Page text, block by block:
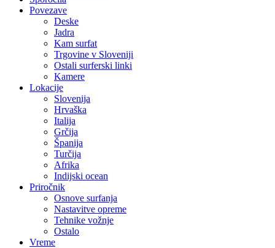
Povezave
Deske
Jadra
Kam surfat
Trgovine v Sloveniji
Ostali surferski linki
Kamere
Lokacije
Slovenija
Hrvaška
Italija
Grčija
Španija
Turčija
Afrika
Indijski ocean
Priročnik
Osnove surfanja
Nastavitve opreme
Tehnike vožnje
Ostalo
Vreme